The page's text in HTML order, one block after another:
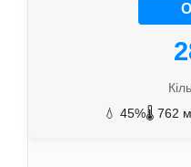
💧 45%🌡️ 762